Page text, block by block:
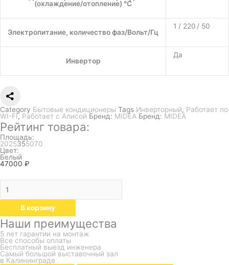
(охлаждение/отопление) °C
Электропитание, количество фаз/Вольт/Гц
1 / 220 / 50
Инвертор
Да
Category Бытовые кондиционеры Tags Инверторный, Работает по
WI-FI, Работает с Алисой Бренд: MIDEA Бренд: MIDEA
Рейтинг товара:
Площадь:
2025355070
Цвет:
Белый
47000 ₽
В корзину
Наши преимущества
5 лет гарантии на монтаж
Все способы оплаты
Бесплатный выезд инженера
Самый большой выставочный зал
в Калининграде